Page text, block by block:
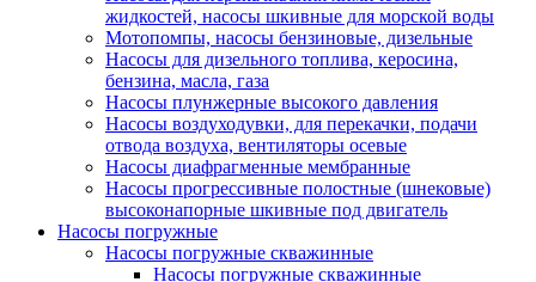
жидкостей, насосы шкивные для морской воды
Мотопомпы, насосы бензиновые, дизельные
Насосы для дизельного топлива, керосина,
бензина, масла, газа
Насосы плунжерные высокого давления
Насосы воздуходувки, для перекачки, подачи
отвода воздуха, вентиляторы осевые
Насосы диафрагменные мембранные
Насосы прогрессивные полостные (шнековые)
высоконапорные шкивные под двигатель
Насосы погружные
Насосы погружные скважинные
Насосы погружные скважинные